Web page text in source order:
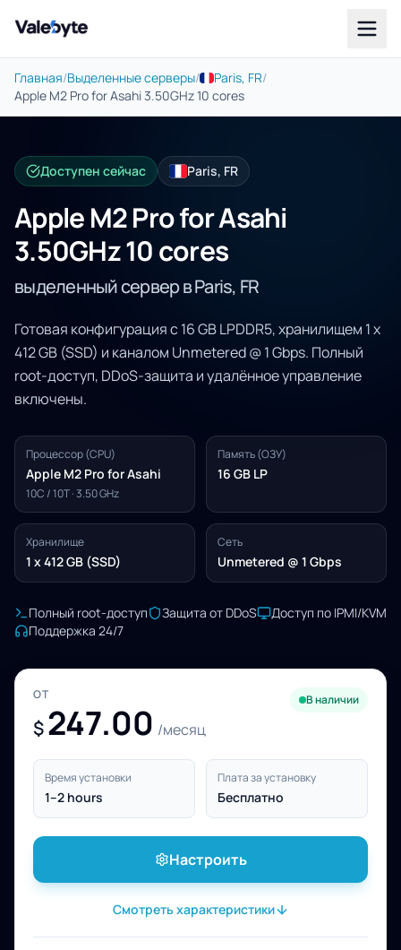
Valebyte
Главная/Выделенные серверы/ Paris, FR/
Apple M2 Pro for Asahi 3.50GHz 10 cores
Доступен сейчас Paris, FR
Apple M2 Pro for Asahi
3.50GHz 10 cores
выделенный сервер в Paris, FR
Готовая конфигурация с 16 GB LPDDR5, хранилищем 1 x
412 GB (SSD) и каналом Unmetered @ 1 Gbps. Полный
root-доступ, DDoS-защита и удалённое управление
включены.
Процессор (CPU)
Apple M2 Pro for Asahi
10C / 10T · 3.50 GHz
Память (ОЗУ)
16 GB LP
Хранилище
1 x 412 GB (SSD)
Сеть
Unmetered @ 1 Gbps
Полный root-доступ Защита от DDoS
Доступ по IPMI/KVM
Поддержка 24/7
ОТ
$247.00 /месяц
В наличии
Время установки
1–2 hours
Плата за установку
Бесплатно
Настроить
Смотреть характеристики